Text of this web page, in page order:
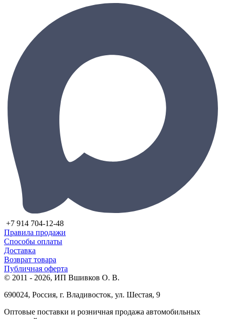
+7 914 704-12-48
Правила продажи
Способы оплаты
Доставка
Возврат товара
Публичная оферта
© 2011 - 2026, ИП Вшивков О. В.
690024, Россия, г. Владивосток, ул. Шестая, 9
Оптовые поставки и розничная продажа автомобильных